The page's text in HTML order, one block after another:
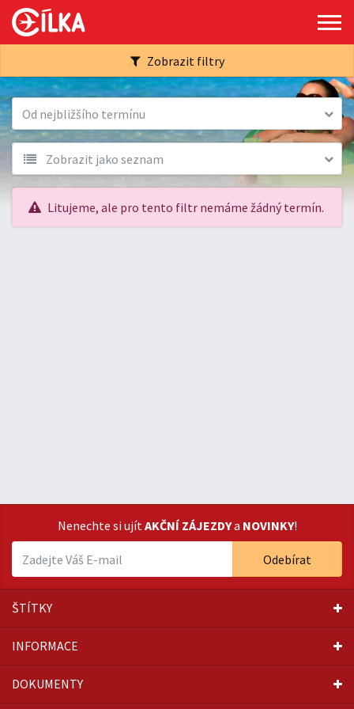
Zobrazit filtry
Od nejbližšího termínu
Zobrazit jako seznam
Litujeme, ale pro tento filtr nemáme žádný termín.
Nenechte si ujítAKČNÍ ZÁJEZDYa NOVINKY!
Odebírat
ŠTÍTKY
INFORMACE
DOKUMENTY